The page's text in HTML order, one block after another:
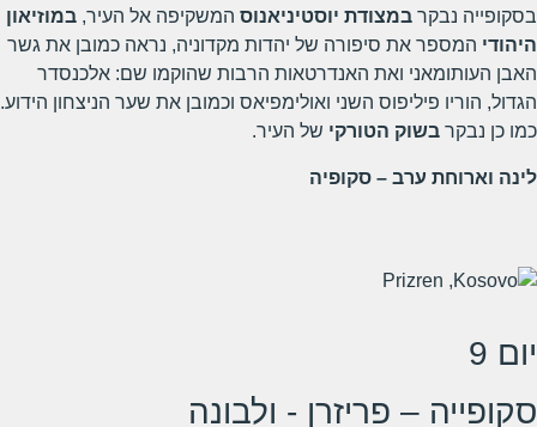
בסקופייה נבקר במצודת יוסטיניאנוס המשקיפה אל העיר, במוזיאון
היהודי המספר את סיפורה של יהדות מקדוניה, נראה כמובן את גשר
האבן העותומאני ואת האנדרטאות הרבות שהוקמו שם: אלכנסדר
הגדול, הוריו פיליפוס השני ואולימפיאס וכמובן את שער הניצחון הידוע.
כמו כן נבקר בשוק הטורקי של העיר.
לינה וארוחת ערב – סקופיה
יום 9
סקופייה – פריזרן - ולבונה